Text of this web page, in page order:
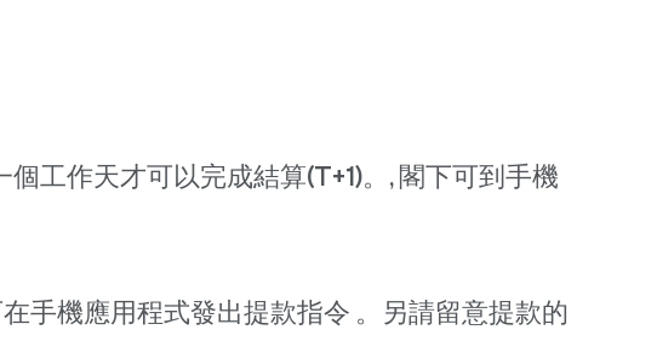
工作天才可以完成結算(T+1)。, 閣下可到手機
手機應用程式發出提款指令 。另請留意提款的